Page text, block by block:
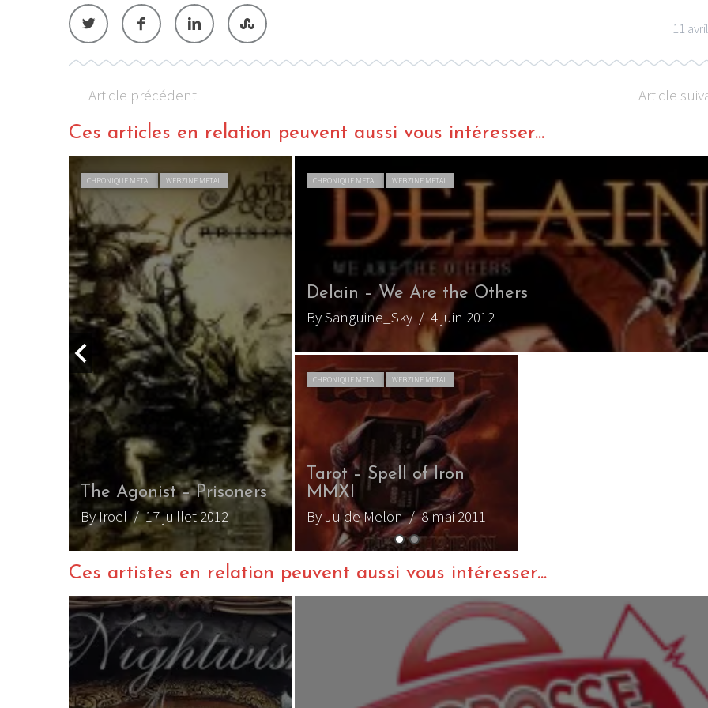
11
Article précédent Article
Ces articles en relation peuvent aussi vous intéresser...
CHRONIQUE METAL WEBZINE METAL
The Agonist – Prisoners
By Iroel / 17 juillet 2012
CHRONIQUE METAL WEBZINE METAL
Delain – We Are the Others
By Sanguine_Sky / 4 juin 2012
CHRONIQUE METAL WEBZINE METAL
Tarot – Spell of Iron
MMXI
By Ju de Melon/ 8 mai 2011
Ces artistes en relation peuvent aussi vous intéresser...